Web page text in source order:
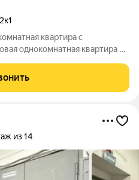
квартира с
однокомнатная квартира по
до метро Пролетарская
из 14